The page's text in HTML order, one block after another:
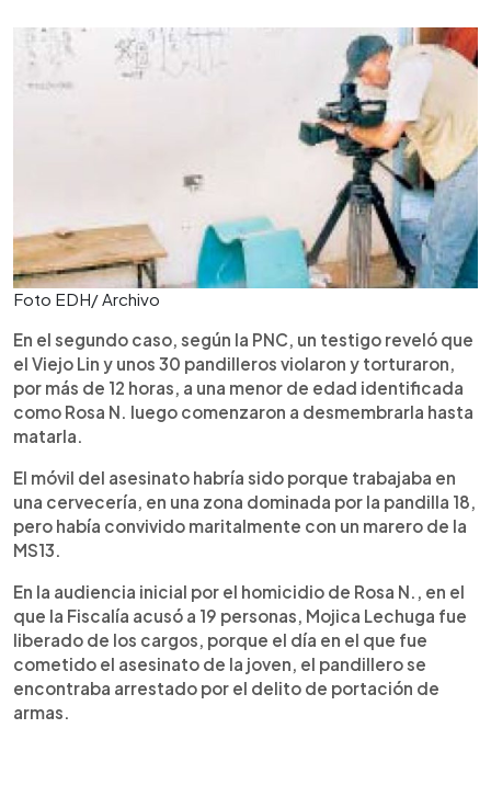
Foto EDH/ Archivo
En el segundo caso, según la PNC, un testigo reveló que
el Viejo Lin y unos 30 pandilleros violaron y torturaron,
por más de 12 horas, a una menor de edad identificada
como Rosa N. luego comenzaron a desmembrarla hasta
matarla.
El móvil del asesinato habría sido porque trabajaba en
una cervecería, en una zona dominada por la pandilla 18,
pero había convivido maritalmente con un marero de la
MS13.
En la audiencia inicial por el homicidio de Rosa N., en el
que la Fiscalía acusó a 19 personas, Mojica Lechuga fue
liberado de los cargos, porque el día en el que fue
cometido el asesinato de la joven, el pandillero se
encontraba arrestado por el delito de portación de
armas.